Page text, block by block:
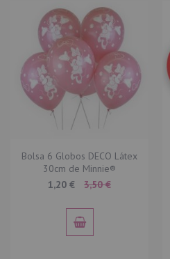
Bolsa 6 Globos DECO Látex
30cm de Minnie®
Special
1,20 € 3,50 €